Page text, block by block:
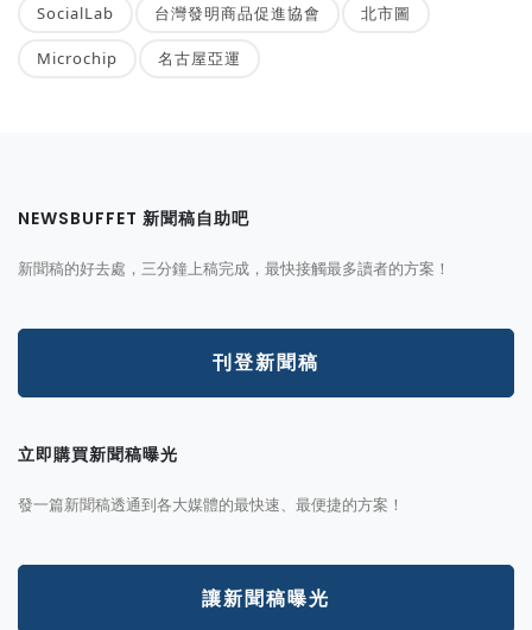
SocialLab 台灣發明商品促進協會 北市圖
Microchip 名古屋亞運
NEWSBUFFET 新聞稿自助吧
新聞稿的好去處，三分鐘上稿完成，最快接觸最多讀者的方案！
刊登新聞稿
立即購買新聞稿曝光
發一篇新聞稿透通到各大媒體的最快速、最便捷的方案！
讓新聞稿曝光